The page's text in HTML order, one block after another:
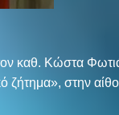
καθ. Κώστα
ζήτημα», στην